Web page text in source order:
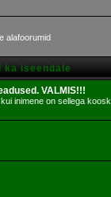
alafoorumid
ka iseendale
VALMIS!!!
inimene on sellega